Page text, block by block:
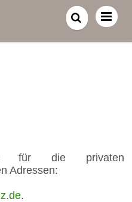
für die privaten
Adressen:
.